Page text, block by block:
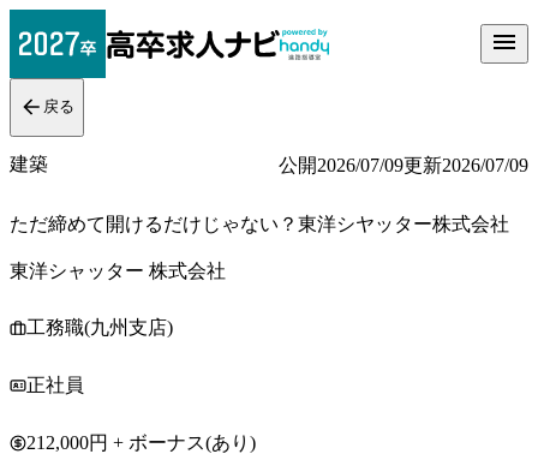
戻る
建築 公開2026/07/09更新2026/07/09
ただ締めて開けるだけじゃない？東洋シヤッター株式会社
東洋シャッター 株式会社
工務職(九州支店)
正社員
212,000円 + ボーナス(あり)